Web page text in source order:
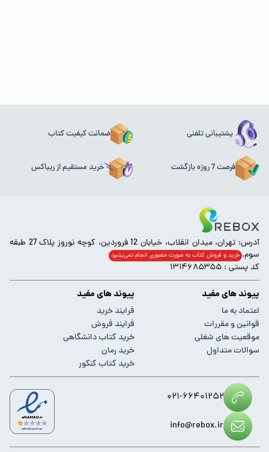
پشتیبانی تلفنی ضمانت کیفیت کتاب
فرصت 7 روزه بازگشت خرید مستقیم از ریباکس
آدرس: تهران، میدان انقلاب، خیابان 12 فروردین، کوچه نوروز پلاک 27 طبقه
سوم. خرید و فروش کتاب به صورت حضوری انجام‌ نمی‌پذیرد
کد پستی : ۱۳۱۴۶۸۵۳۵۵
پیوند های مفید
اعتماد به ما
قوانین و مقررات
موقعیت های شغلی
سوالات متداول
پیوند های مفید
فرایند خرید
فرایند فروش
خرید کتاب دانشگاهی
خرید رمان
خرید کتاب کنکور
۰۲۱-۶۶۴۰۱۲۵۲
info@rebox.ir